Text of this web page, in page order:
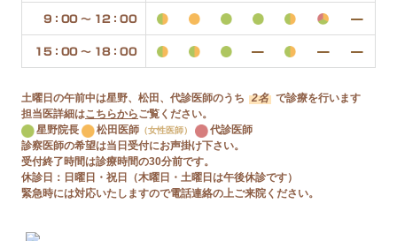
9：00 〜 12：00
15：00 〜 18：00
土曜日の午前中は星野、松田、代診医師のうち 2名 で診療を行います
担当医詳細はこちらからご覧ください。
星野院長
松田医師 （女性医師）
代診医師
診察医師の希望は当日受付にお声掛け下さい。
受付終了時間は診療時間の30分前です。
休診日：日曜日・祝日（木曜日・土曜日は午後休診です）
緊急時には対応いたしますので電話連絡の上ご来院ください。